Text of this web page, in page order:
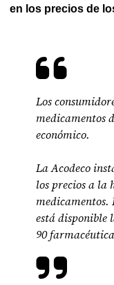
en los precios de
Los
medicamentos
económico.
La Acodeco
los precios a la
está disponible
90